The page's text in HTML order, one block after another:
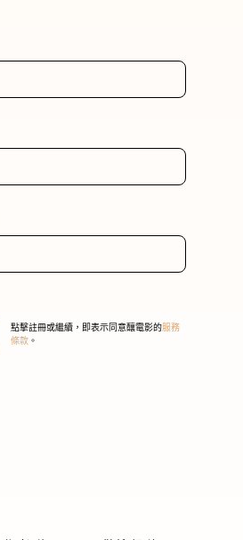
點擊註冊或繼續，即表示同意釀電影的服務
條款 。